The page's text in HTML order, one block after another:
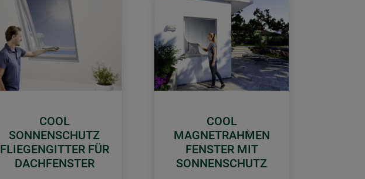
COOL
SONNENSCHUTZ
FLIEGENGITTER FÜR
DACHFENSTER
COOL
MAGNETRAHMEN
FENSTER MIT
SONNENSCHUTZ
Weiter